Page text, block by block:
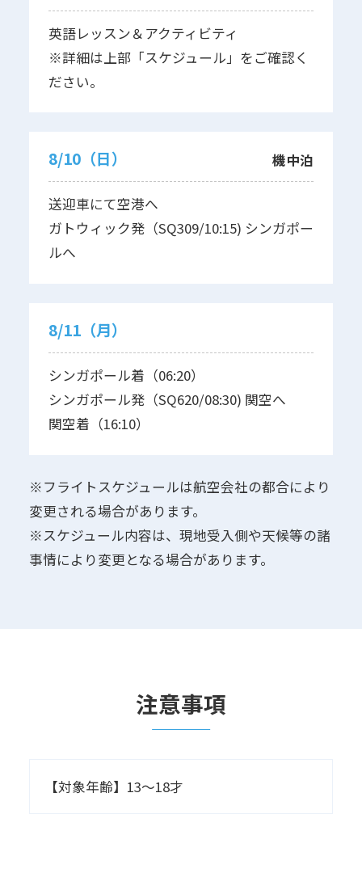
英語レッスン＆アクティビティ
※詳細は上部「スケジュール」をご確認く
ださい。
8/10（日） 機中泊
送迎車にて空港へ
ガトウィック発（SQ309/10:15) シンガポー
ルへ
8/11（月）
シンガポール着（06:20）
シンガポール発（SQ620/08:30) 関空へ
関空着（16:10）
※フライトスケジュールは航空会社の都合により
変更される場合があります。
※スケジュール内容は、現地受入側や天候等の諸
事情により変更となる場合があります。
注意事項
【対象年齢】13～18才